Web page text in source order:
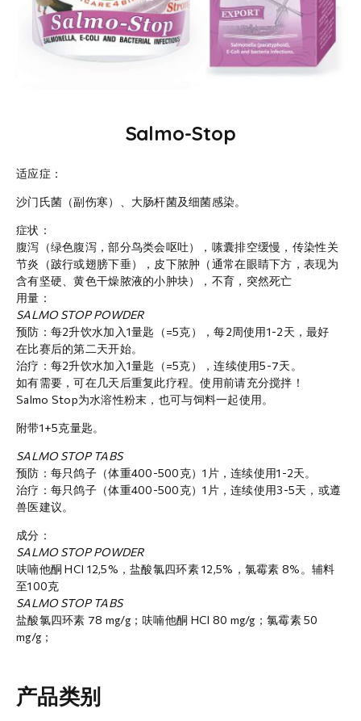
Salmo-Stop
适应症：
沙门氏菌（副伤寒）、大肠杆菌及细菌感染。
症状：
腹泻（绿色腹泻，部分鸟类会呕吐），嗉囊排空缓慢，传染性关
节炎（跛行或翅膀下垂），皮下脓肿（通常在眼睛下方，表现为
含有坚硬、黄色干燥脓液的小肿块），不育，突然死亡
用量：
SALMO STOP POWDER
预防：每2升饮水加入1量匙（=5克），每2周使用1-2天，最好
在比赛后的第二天开始。
治疗：每2升饮水加入1量匙（=5克），连续使用5-7天。
如有需要，可在几天后重复此疗程。使用前请充分搅拌！
Salmo Stop为水溶性粉末，也可与饲料一起使用。
附带1+5克量匙。
SALMO STOP TABS
预防：每只鸽子（体重400-500克）1片，连续使用1-2天。
治疗：每只鸽子（体重400-500克）1片，连续使用3-5天，或遵
兽医建议。
成分：
SALMO STOP POWDER
呋喃他酮 HCI 12,5%，盐酸氯四环素 12,5%，氯霉素 8%。辅料
至100克
SALMO STOP TABS
盐酸氯四环素 78 mg/g；呋喃他酮 HCl 80 mg/g；氯霉素 50
mg/g；
产品类别